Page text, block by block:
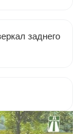
заднего